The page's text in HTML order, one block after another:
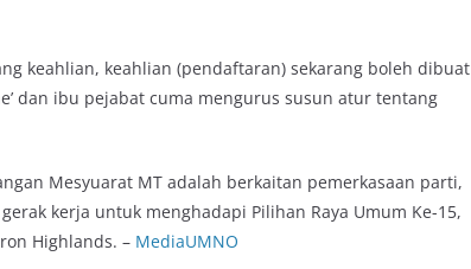
keahlian, keahlian (pendaftaran) sekarang boleh dibuat
dan ibu pejabat cuma mengurus susun atur tentang
Mesyuarat MT adalah berkaitan pemerkasaan parti,
kerja untuk menghadapi Pilihan Raya Umum Ke-15,
Highlands. – MediaUMNO